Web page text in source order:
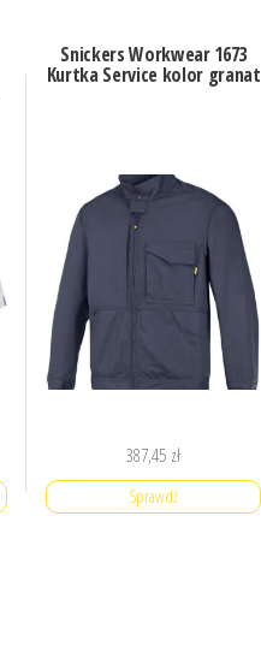
Snickers Workwear 1673
Kurtka Service kolor granat
387,45 zł
Sprawdź